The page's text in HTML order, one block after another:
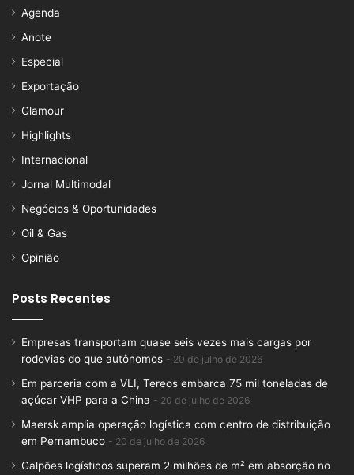
Agenda
Anote
Especial
Exportação
Glamour
Highlights
Internacional
Jornal Multimodal
Negócios & Oportunidades
Oil & Gas
Opinião
Posts Recentes
Empresas transportam quase seis vezes mais cargas por
rodovias do que autônomos
20 de julho de 2026
Em parceria com a VLI, Tereos embarca 75 mil toneladas de
açúcar VHP para a China
20 de julho de 2026
Maersk amplia operação logística com centro de distribuição
em Pernambuco
20 de julho de 2026
Galpões logísticos superam 2 milhões de m² em absorção no